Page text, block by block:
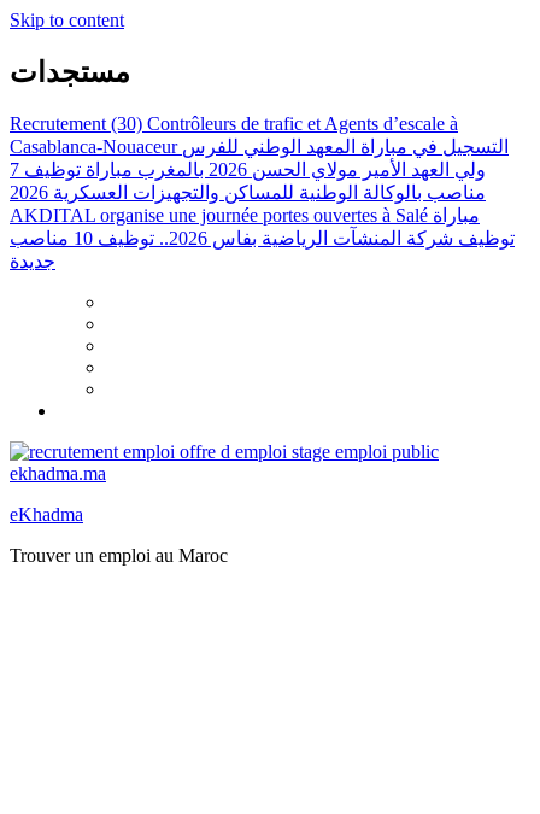
Skip to content
مستجدات
Recrutement (30) Contrôleurs de trafic et Agents d’escale à
Casablanca-Nouaceur التسجيل في مباراة المعهد الوطني للفرس
ولي العهد الأمير مولاي الحسن 2026 بالمغرب
مباراة توظيف 7
مناصب بالوكالة الوطنية للمساكن والتجهيزات العسكرية 2026
AKDITAL organise une journée portes ouvertes à Salé مباراة
توظيف شركة المنشآت الرياضية بفاس 2026.. توظيف 10 مناصب
جديدة
eKhadma
Trouver un emploi au Maroc